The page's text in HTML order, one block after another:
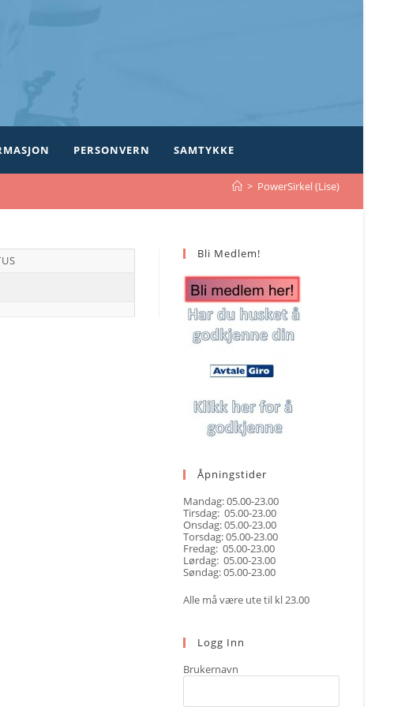
PERSONVERN SAMTYKKE
> PowerSirkel (Lise)
Bli Medlem!
Åpningstider
Mandag: 05.00-23.00
Tirsdag: 05.00-23.00
Onsdag: 05.00-23.00
Torsdag: 05.00-23.00
Fredag: 05.00-23.00
Lørdag: 05.00-23.00
Søndag: 05.00-23.00
Alle må være ute til kl 23.00
Logg Inn
Brukernavn